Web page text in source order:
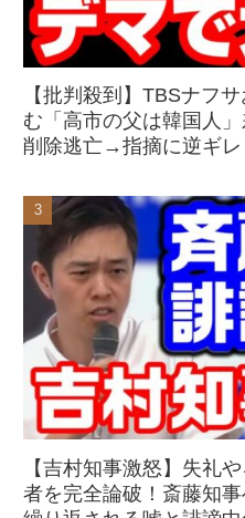
【批判殺到】TBSナフ
む「高市の父は韓国人
削除逃亡→指摘に逆ギレ
【吉村知事激怒】失礼
者を完全論破！斎藤知事